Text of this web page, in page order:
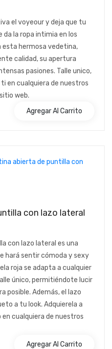
el voyeour y deja que tu
la ropa intimia en los
hermosa vedetina,
calidad, su apertura
pasiones. Talle unico,
en cualquiera de nuestros
web.
Agregar Al Carrito
con lazo lateral
con lazo lateral es una
hará sentir cómoda y sexy
roja se adapta a cualquier
único, permitiéndote lucir
posible. Además, el lazo
a tu look. Adquierela a
cualquiera de nuestros
Agregar Al Carrito